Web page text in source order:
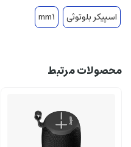
اسپیکر بلوتوثی
mm1
محصولات مرتبط